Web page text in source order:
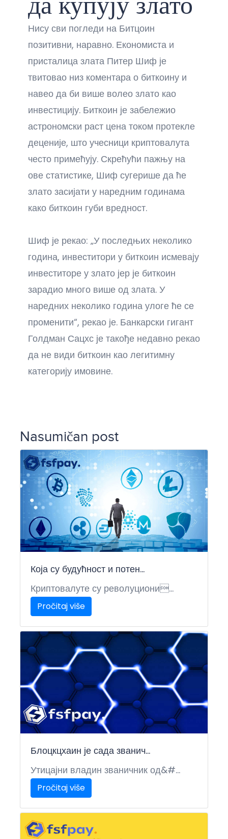
Нису сви погледи на Битцоин
позитивни, наравно. Економиста и
присталица злата Питер Шиф је
твитовао низ коментара о биткоину и
навео да би више волео злато као
инвестицију. Биткоин је забележио
астрономски раст цена током протекле
деценије, што учесници криптовалута
често примећују. Скрећући пажњу на
ове статистике, Шиф сугерише да ће
злато засијати у наредним годинама
како биткоин губи вредност.
Шиф је рекао: „У последњих неколико
година, инвеститори у биткоин исмевају
инвеститоре у злато јер је биткоин
зарадио много више од злата. У
наредних неколико година улоге ће се
променити“, рекао је. Банкарски гигант
Голдман Сацхс је такође недавно рекао
да не види биткоин као легитимну
категорију имовине.
Nasumičan post
Која су будућност и потен...
Криптовалуте су револуциони...
Pročitaj više
Блоцкцхаин је сада званич...
Утицајни владин званичник од&#...
Pročitaj više